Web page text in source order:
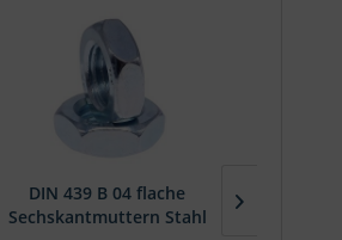
DIN 439 B 04 flache
Sechskantmuttern Stahl